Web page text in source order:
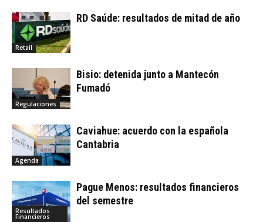
Retail
RD Saúde: resultados de mitad de año
Regulaciones
Bisio: detenida junto a Mantecón
Fumadó
Agenda
Caviahue: acuerdo con la española
Cantabria
Resultados
Financieros
Pague Menos: resultados financieros
del semestre